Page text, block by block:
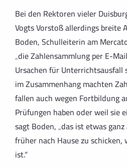
Bei den Rektoren vieler
Vogts Vorstoß allerdings breite
Boden, Schulleiterin am
„die Zahlensammlung per E-
Ursachen für
im Zusammenhang machten
fallen auch wegen Fortbildung
Prüfungen haben oder weil sie
sagt Boden, „das ist etwas
früher nach Hause zu
ist.“